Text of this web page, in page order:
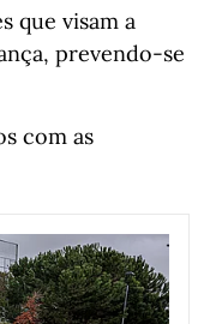
que visam a
prevendo-se
com as